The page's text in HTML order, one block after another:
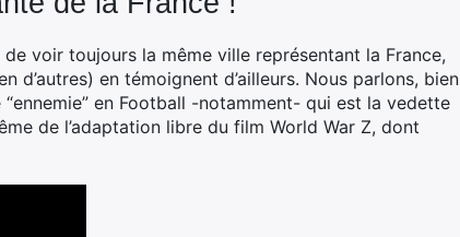
voir toujours la même ville représentant la France,
d’autres) en témoignent d’ailleurs. Nous parlons, bien
en Football -notamment- qui est la vedette
de l’adaptation libre du film World War Z, dont